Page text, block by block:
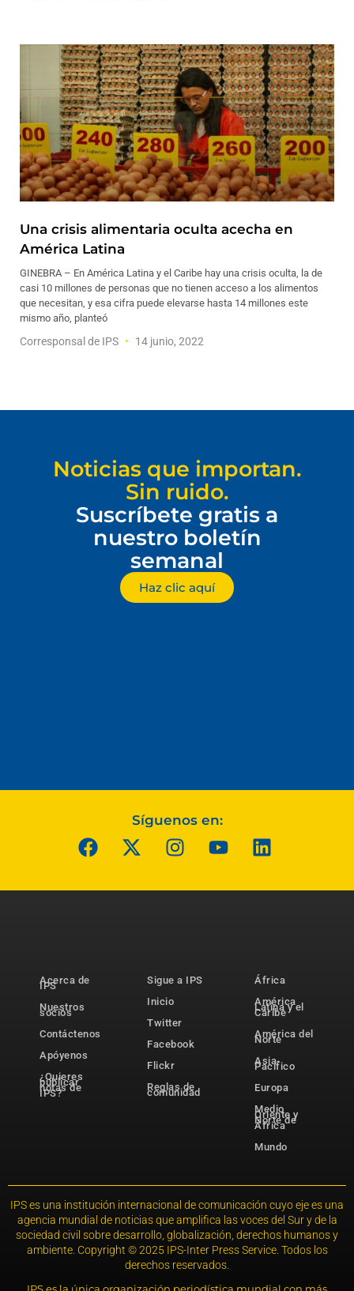
Una crisis alimentaria oculta acecha en
América Latina
GINEBRA – En América Latina y el Caribe hay una crisis oculta, la de
casi 10 millones de personas que no tienen acceso a los alimentos
que necesitan, y esa cifra puede elevarse hasta 14 millones este
mismo año, planteó
Corresponsal de IPS 14 junio, 2022
Noticias que importan.
Sin ruido.
Suscríbete gratis a
nuestro boletín
semanal
Haz clic aquí
Síguenos en:
Acerca de
IPS
Nuestros
socios
Contáctenos
Apóyenos
¿Quieres
publicar
notas de
IPS?
Sigue a IPS
Inicio
Twitter
Facebook
Flickr
Reglas de
comunidad
África
América
Latina y el
Caribe
América del
Norte
Asia-
Pacífico
Europa
Medio
Oriente y
Norte de
África
Mundo
IPS es una institución internacional de comunicación cuyo eje es una
agencia mundial de noticias que amplifica las voces del Sur y de la
sociedad civil sobre desarrollo, globalización, derechos humanos y
ambiente. Copyright © 2025 IPS-Inter Press Service. Todos los
derechos reservados.